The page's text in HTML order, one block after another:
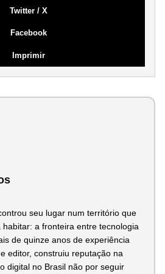
Twitter / X
Facebook
Imprimir
seu lugar num território que
a fronteira entre tecnologia
de quinze anos de experiência
editor, construiu reputação na
digital no Brasil não por seguir